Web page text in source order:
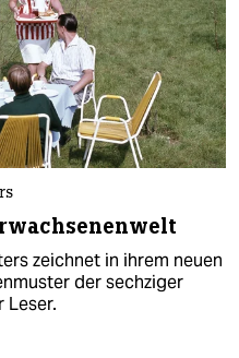
zeichnet in ihrem neuen
der sechziger
Leser.